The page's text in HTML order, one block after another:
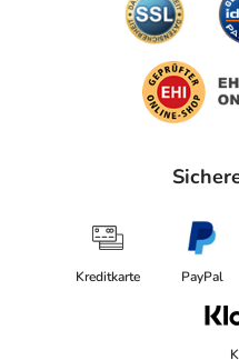
Kreditkarte PayPal